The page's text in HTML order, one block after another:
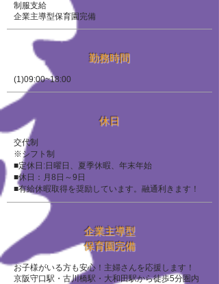
制服支給
企業主導型保育園完備
勤務時間
(1)09:00~18:00
休日
交代制
※シフト制
■定休日:日曜日、夏季休暇、年末年始
■休日：月8日～9日
■有給休暇取得を奨励しています。融通利きます！
企業主導型
​保育園完備
お子様がいる方も安心！主婦さんを応援します！
京阪守口駅・古川橋駅・大和田駅から徒歩5分圏内